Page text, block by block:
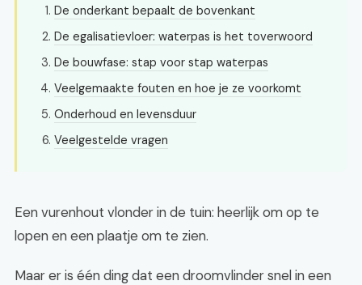
De onderkant bepaalt de bovenkant
De egalisatievloer: waterpas is het toverwoord
De bouwfase: stap voor stap waterpas
Veelgemaakte fouten en hoe je ze voorkomt
Onderhoud en levensduur
Veelgestelde vragen
Een vurenhout vlonder in de tuin: heerlijk om op te
lopen en een plaatje om te zien.
Maar er is één ding dat een droomvlinder snel in een